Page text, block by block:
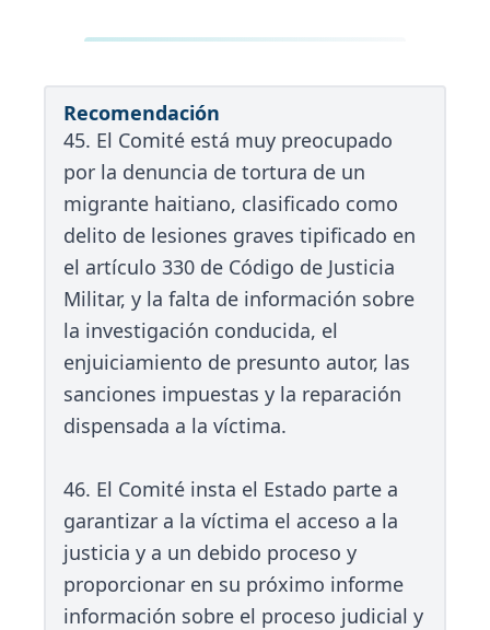
Recomendación
45. El Comité está muy preocupado
por la denuncia de tortura de un
migrante haitiano, clasificado como
delito de lesiones graves tipificado en
el artículo 330 de Código de Justicia
Militar, y la falta de información sobre
la investigación conducida, el
enjuiciamiento de presunto autor, las
sanciones impuestas y la reparación
dispensada a la víctima.
46. El Comité insta el Estado parte a
garantizar a la víctima el acceso a la
justicia y a un debido proceso y
proporcionar en su próximo informe
información sobre el proceso judicial y